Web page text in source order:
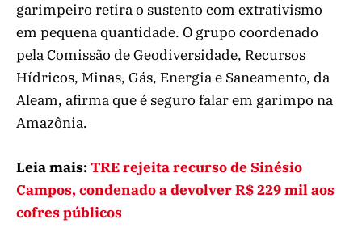
garimpeiro retira o sustento com extrativismo
em pequena quantidade. O grupo coordenado
pela Comissão de Geodiversidade, Recursos
Hídricos, Minas, Gás, Energia e Saneamento, da
Aleam, afirma que é seguro falar em garimpo na
Amazônia.
Leia mais:TRE rejeita recurso de Sinésio
Campos, condenado a devolver R$ 229 mil aos
cofres públicos